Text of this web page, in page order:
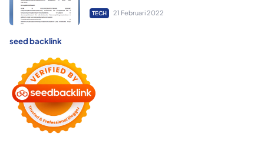
TECH 21 Februari 2022
seed backlink